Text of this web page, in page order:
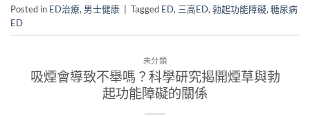
Posted in ED治療, 男士健康 | Tagged ED, 三高ED, 勃起功能障礙, 糖尿病
ED
未分類
吸煙會導致不舉嗎？科學研究揭開煙草與勃
起功能障礙的關係